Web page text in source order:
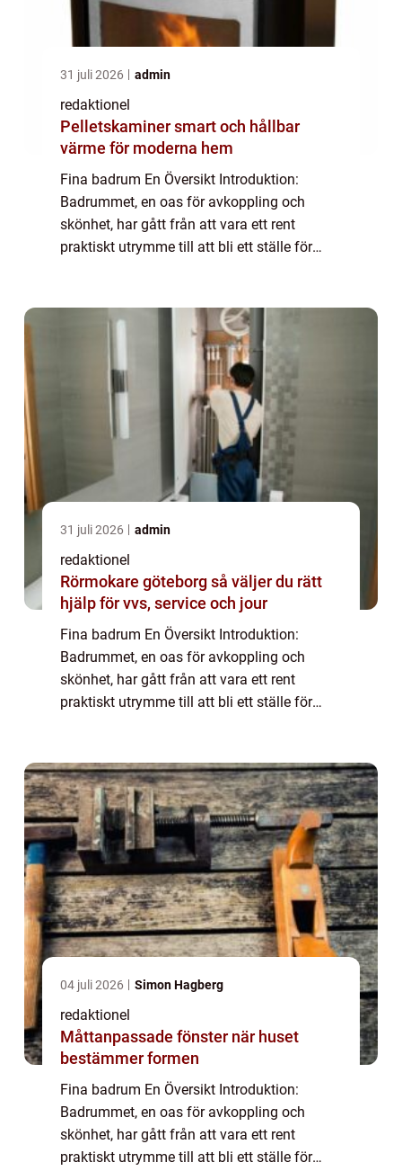
31 juli 2026 admin
redaktionel
Pelletskaminer smart och hållbar
värme för moderna hem
Fina badrum En Översikt Introduktion:
Badrummet, en oas för avkoppling och
skönhet, har gått från att vara ett rent
praktiskt utrymme till att bli ett ställe för
31 juli 2026 admin
redaktionel
Rörmokare göteborg så väljer du rätt
hjälp för vvs, service och jour
Fina badrum En Översikt Introduktion:
Badrummet, en oas för avkoppling och
skönhet, har gått från att vara ett rent
praktiskt utrymme till att bli ett ställe för
04 juli 2026 Simon Hagberg
redaktionel
Måttanpassade fönster när huset
bestämmer formen
Fina badrum En Översikt Introduktion:
Badrummet, en oas för avkoppling och
skönhet, har gått från att vara ett rent
praktiskt utrymme till att bli ett ställe för